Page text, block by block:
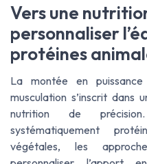
Vers une
personnaliser
protéines
La montée en
musculation s’inscrit dans
nutrition de
systématiquement
végétales, les